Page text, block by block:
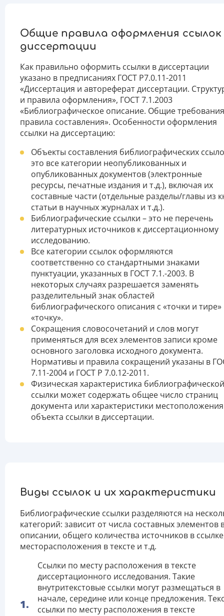
Общие правила оформления ссылок
диссертации
Как правильно оформить ссылки в диссертации
указано в предписаниях ГОСТ Р7.0.11-2011
«Диссертация и автореферат диссертации.
и правила оформления», ГОСТ 7.1.2003
«Библиографическое описание. Общие
правила составления». Особенности оформления
ссылки на диссертацию:
Объекты составления библиографических
это все категории неопубликованных и
опубликованных документов (электронные
ресурсы, печатные издания и т.д.), включая их
составные части (отдельные разделы/главы из
статьи в научных журналах и т.д.).
Библиографические ссылки – это не перечень
литературных источников к диссертационному
исследованию.
Все категории ссылок оформляются
соответственно со стандартными знаками
пунктуации, указанных в ГОСТ 7.1.-2003. В
некоторых случаях разрешается заменять
разделительный знак областей
библиографического описания с «точки и тире»
«точку».
Сокращения словосочетаний и слов могут
применяться для всех элементов записи кроме
основного заголовка исходного документа.
Нормативы и правила сокращений указаны в
7.11-2004 и ГОСТ Р 7.0.12-2011.
Физическая характеристика библиографической
ссылки может содержать общее число страниц
документа или характеристики местоположения
объекта ссылки в диссертации.
Виды ссылок и их характеристики
Библиографические ссылки разделяются на
категорий: зависит от числа составных элементов
описании, общего количества источников в
месторасположения в тексте и т.д.
Ссылки по месту расположения в тексте
диссертационного исследования. Такие
внутритекстовые ссылки могут размещаться в
начале, середине или конце предложения.
ссылки по месту расположения в тексте